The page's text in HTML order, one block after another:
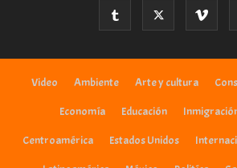
Video Ambiente Arte y cultura
Economía Educación
Centroamérica Estados Unidos